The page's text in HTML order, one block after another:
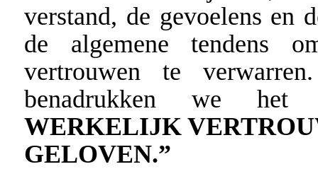
verstand, de gevoelens en
de algemene tendens
vertrouwen te
benadrukken we
WERKELIJK
GELOVEN.”